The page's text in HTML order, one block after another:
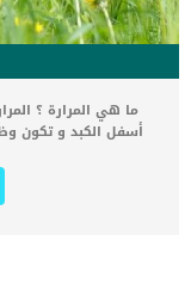
ما هي المرارة ؟
أسفل الكبد و تكون
أو حصوات المرارة
قدرة المرارة على